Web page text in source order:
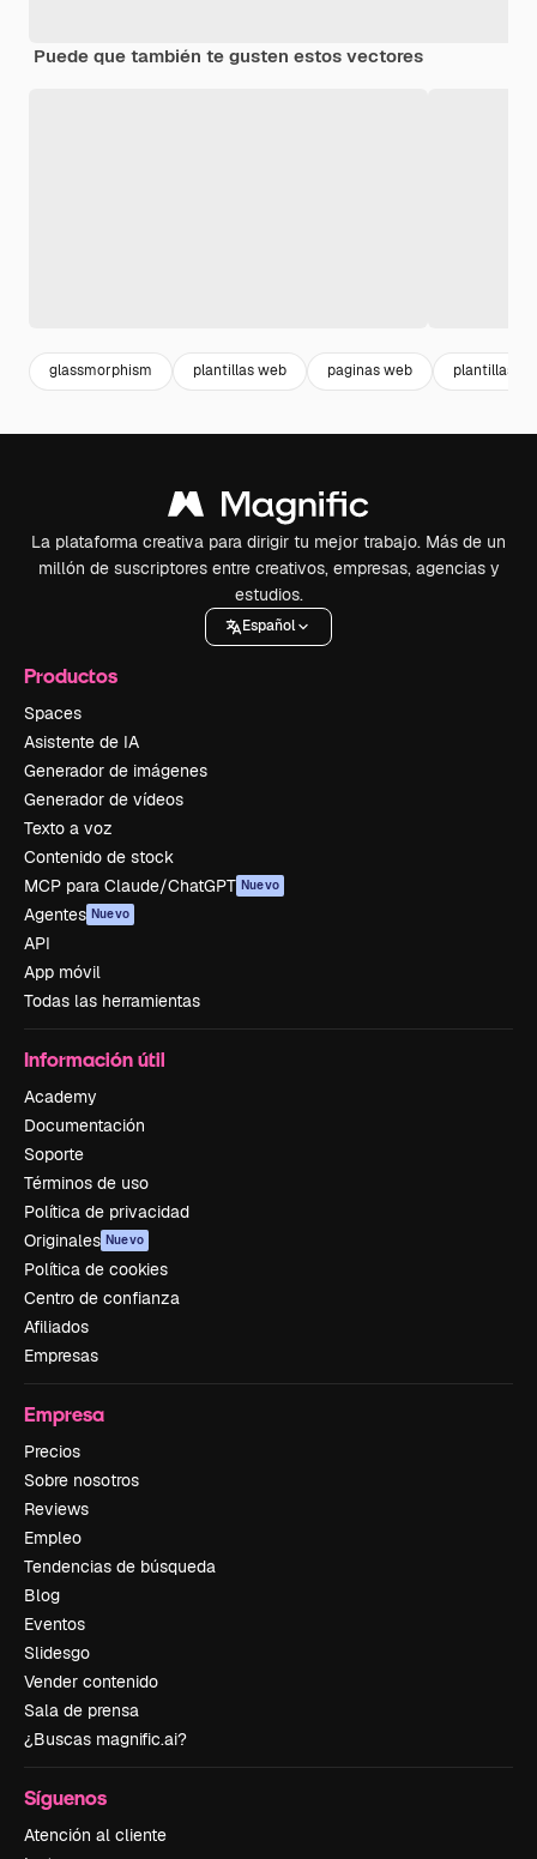
Puede que también te gusten estos vectores
glassmorphism plantillas web paginas web plantillas
La plataforma creativa para dirigir tu mejor trabajo. Más de un
millón de suscriptores entre creativos, empresas, agencias y
estudios.
Español
Productos
Spaces
Asistente de IA
Generador de imágenes
Generador de vídeos
Texto a voz
Contenido de stock
MCP para Claude/ChatGPT Nuevo
Agentes Nuevo
API
App móvil
Todas las herramientas
Información útil
Academy
Documentación
Soporte
Términos de uso
Política de privacidad
Originales Nuevo
Política de cookies
Centro de confianza
Afiliados
Empresas
Empresa
Precios
Sobre nosotros
Reviews
Empleo
Tendencias de búsqueda
Blog
Eventos
Slidesgo
Vender contenido
Sala de prensa
¿Buscas magnific.ai?
Síguenos
Atención al cliente